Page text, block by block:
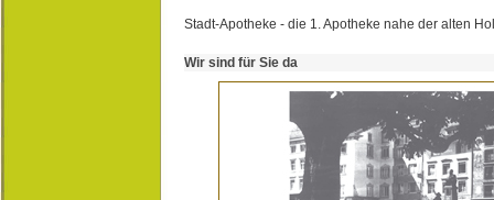
Stadt-Apotheke - die 1. Apotheke nahe der alten
Wir sind für Sie da